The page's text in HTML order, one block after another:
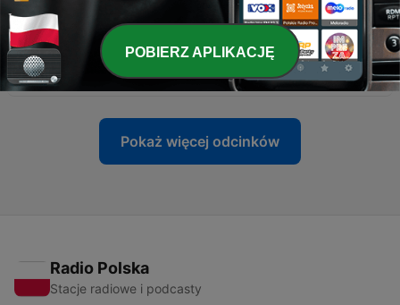
33 - کتاب صوتی جستارهایی در باب عشق اپیزود پنجم: ذهن و
جسم
05 kwi 2025
Pokaż więcej odcinków
Radio Polska
Stacje radiowe i podcasty
POBIERZ APLIKACJĘ